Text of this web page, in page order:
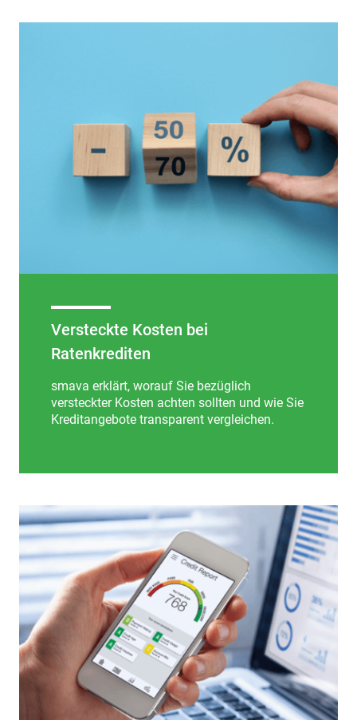
Versteckte Kosten bei
Ratenkrediten
smava erklärt, worauf Sie bezüglich
versteckter Kosten achten sollten und wie Sie
Kreditangebote transparent vergleichen.